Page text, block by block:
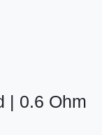
| 0.6 Ohm